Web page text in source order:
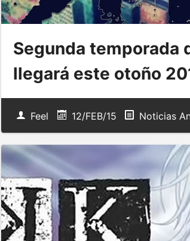
Segunda temporada
llegará este otoño
Feel 12/FEB/15 Noticias